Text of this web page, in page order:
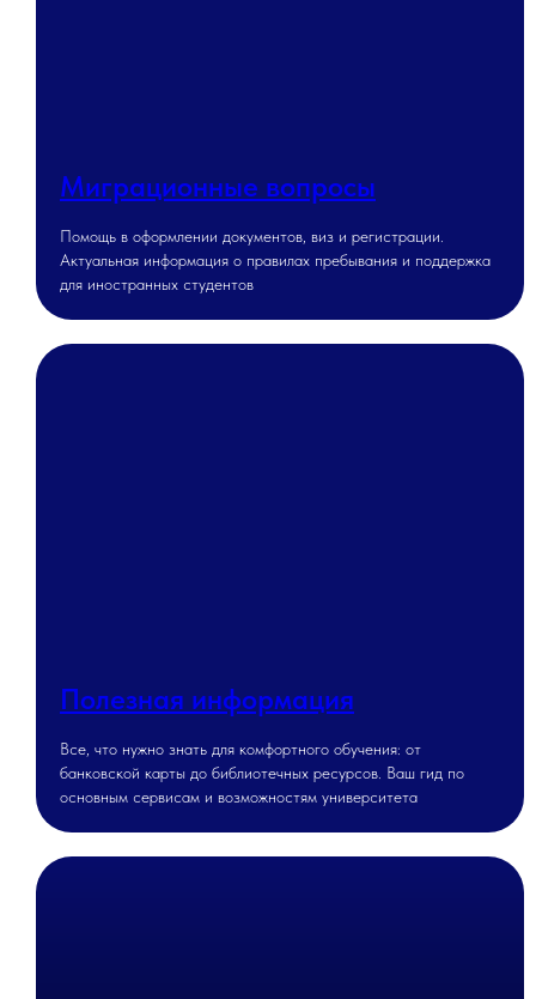
Миграционные вопросы
Помощь в оформлении документов, виз и регистрации.
Актуальная информация о правилах пребывания и поддержка
для иностранных студентов
Полезная информация
Все, что нужно знать для комфортного обучения: от
банковской карты до библиотечных ресурсов. Ваш гид по
основным сервисам и возможностям университета